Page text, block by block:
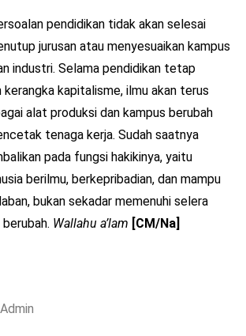
pendidikan tidak akan selesai
jurusan atau menyesuaikan kampus
industri. Selama pendidikan tetap
kapitalisme, ilmu akan terus
alat produksi dan kampus berubah
tenaga kerja. Sudah saatnya
pada fungsi hakikinya, yaitu
berilmu, berkepribadian, dan mampu
bukan sekadar memenuhi selera
Wallahu a’lam [CM/Na]